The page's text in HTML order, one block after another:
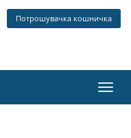
Потрошувачка кошничка